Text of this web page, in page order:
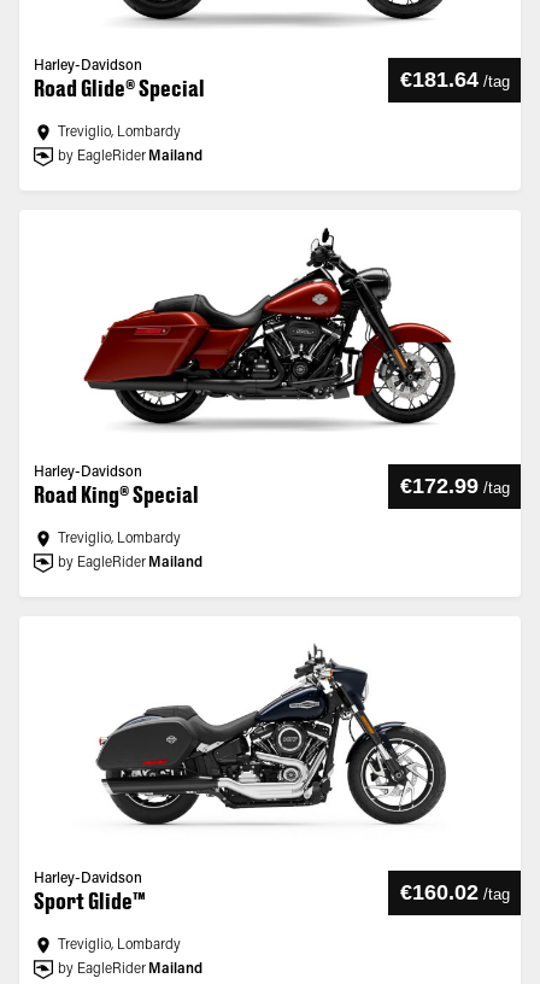
Harley-Davidson
Road Glide® Special €181.64 /tag
Treviglio, Lombardy
by EagleRider Mailand
Harley-Davidson
Road King® Special €172.99 /tag
Treviglio, Lombardy
by EagleRider Mailand
Harley-Davidson
Sport Glide™ €160.02 /tag
Treviglio, Lombardy
by EagleRider Mailand